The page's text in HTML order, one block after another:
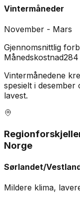
Vintermåneder
November - Mars
Gjennomsnittlig
Månedskostnad284
Vintermånedene
spesielt i
lavest.
Norge
Sørlandet/
Mildere klima,